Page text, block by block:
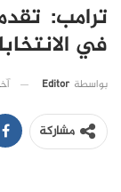
ترامب:
في
بواسطة Editor
مشاركة